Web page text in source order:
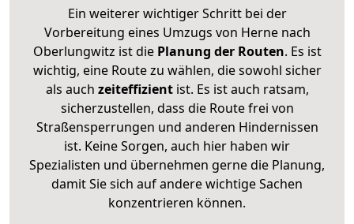
Ein weiterer wichtiger Schritt bei der
Vorbereitung eines Umzugs von Herne nach
Oberlungwitz ist diePlanung der Routen. Es ist
wichtig, eine Route zu wählen, die sowohl sicher
als auch zeiteffizientist. Es ist auch ratsam,
sicherzustellen, dass die Route frei von
Straßensperrungen und anderen Hindernissen
ist. Keine Sorgen, auch hier haben wir
Spezialisten und übernehmen gerne die Planung,
damit Sie sich auf andere wichtige Sachen
konzentrieren können.